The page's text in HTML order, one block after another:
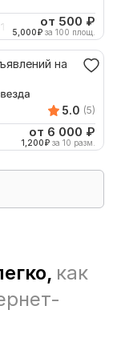
от 500 ₽
5,000₽ за 100 площ.
на
5.0 (5)
от 6 000 ₽
1,200₽ за 10 разм.
как